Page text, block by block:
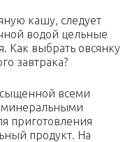
кашу, следует
водой цельные
Как выбрать овсянку
завтрака?
всеми
приготовления
продукт. На